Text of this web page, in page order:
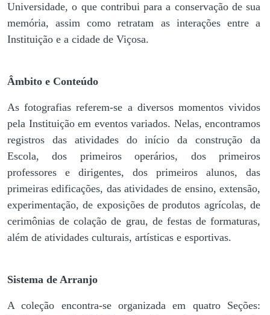
Universidade, o que contribui para a conservação de sua
memória, assim como retratam as interações entre a
Instituição e a cidade de Viçosa.
Âmbito e Conteúdo
As fotografias referem-se a diversos momentos vividos
pela Instituição em eventos variados. Nelas, encontramos
registros das atividades do início da construção da
Escola, dos primeiros operários, dos primeiros
professores e dirigentes, ​dos primeiros alunos, das
primeiras edificações, das atividades de ensino, extensão,
experimentação, de exposições de produtos agrícolas, de
cerimônias de colação de grau, de festas de formaturas,
além de atividades culturais, artísticas e esportivas.
Sistema de Arranjo
A coleção encontra-se organizada em quatro Seções: